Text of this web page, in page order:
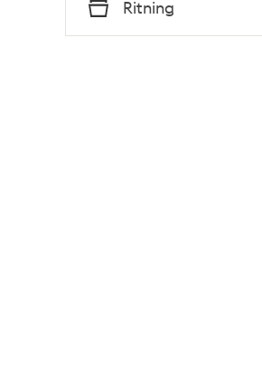
Typ
Ritning